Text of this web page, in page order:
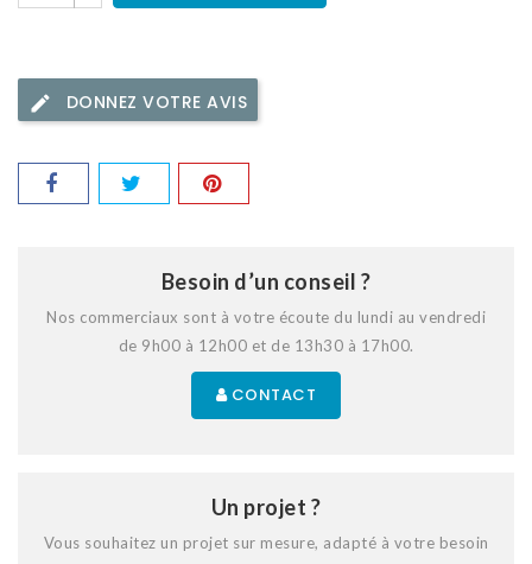
DONNEZ VOTRE AVIS
Besoin d’un conseil ?
Nos commerciaux sont à votre écoute du lundi au vendredi
de 9h00 à 12h00 et de 13h30 à 17h00.
CONTACT
Un projet ?
Vous souhaitez un projet sur mesure, adapté à votre besoin